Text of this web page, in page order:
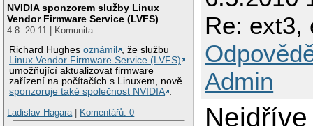
NVIDIA sponzorem služby Linux
Vendor Firmware Service (LVFS)
4.8. 20:11 | Komunita
Richard Hughesoznámil
, že službu
Linux Vendor Firmware Service (LVFS)
umožňující aktualizovat firmware
zařízení na počítačích s Linuxem, nově
sponzoruje také společnost NVIDIA .
Ladislav Hagara| Komentářů: 0
Re: ext3,
Admin